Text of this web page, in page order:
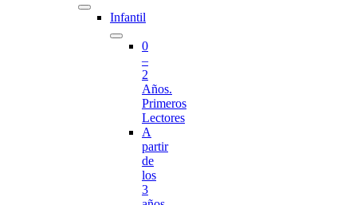
Infantil
0
–
2
Años.
Primeros
Lectores
A
partir
de
los
3